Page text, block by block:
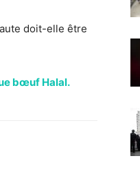
doit-elle être
bœuf Halal.